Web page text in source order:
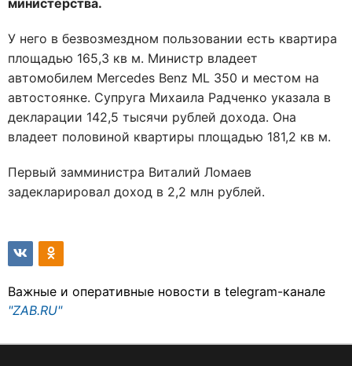
министерства.
У него в безвозмездном пользовании есть квартира
площадью 165,3 кв м. Министр владеет
автомобилем Mercedes Benz ML 350 и местом на
автостоянке. Супруга Михаила Радченко указала в
декларации 142,5 тысячи рублей дохода. Она
владеет половиной квартиры площадью 181,2 кв м.
Первый замминистра Виталий Ломаев
задекларировал доход в 2,2 млн рублей.
Важные и оперативные новости в telegram-канале
"ZAB.RU"